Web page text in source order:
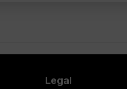
Legal